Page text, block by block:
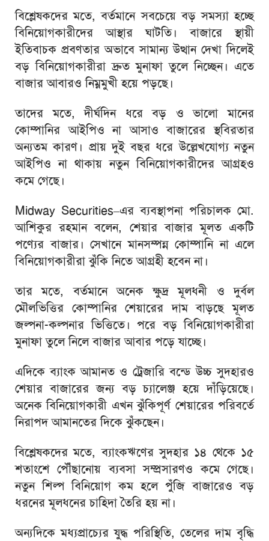
বিশ্লেষকদের মতে, বর্তমানে সবচেয়ে বড় সমস্যা হচ্ছে
বিনিয়োগকারীদের আস্থার ঘাটতি। বাজারে স্থায়ী
ইতিবাচক প্রবণতার অভাবে সামান্য উত্থান দেখা দিলেই
বড় বিনিয়োগকারীরা দ্রুত মুনাফা তুলে নিচ্ছেন। এতে
বাজার আবারও নিম্নমুখী হয়ে পড়ছে।
তাদের মতে, দীর্ঘদিন ধরে বড় ও ভালো মানের
কোম্পানির আইপিও না আসাও বাজারের স্থবিরতার
অন্যতম কারণ। প্রায় দুই বছর ধরে উল্লেখযোগ্য নতুন
আইপিও না থাকায় নতুন বিনিয়োগকারীদের আগ্রহও
কমে গেছে।
Midway Securities–এর ব্যবস্থাপনা পরিচালক মো.
আশিকুর রহমান বলেন, শেয়ার বাজার মূলত একটি
পণ্যের বাজার। সেখানে মানসম্পন্ন কোম্পানি না এলে
বিনিয়োগকারীরা ঝুঁকি নিতে আগ্রহী হবেন না।
তার মতে, বর্তমানে অনেক ক্ষুদ্র মূলধনী ও দুর্বল
মৌলভিত্তির কোম্পানির শেয়ারের দাম বাড়ছে মূলত
জল্পনা-কল্পনার ভিত্তিতে। পরে বড় বিনিয়োগকারীরা
মুনাফা তুলে নিলে বাজার আবার পড়ে যাচ্ছে।
এদিকে ব্যাংক আমানত ও ট্রেজারি বন্ডে উচ্চ সুদহারও
শেয়ার বাজারের জন্য বড় চ্যালেঞ্জ হয়ে দাঁড়িয়েছে।
অনেক বিনিয়োগকারী এখন ঝুঁকিপূর্ণ শেয়ারের পরিবর্তে
নিরাপদ আমানতের দিকে ঝুঁকছেন।
বিশ্লেষকদের মতে, ব্যাংকঋণের সুদহার ১৪ থেকে ১৫
শতাংশে পৌঁছানোয় ব্যবসা সম্প্রসারণও কমে গেছে।
নতুন শিল্প বিনিয়োগ কম হলে পুঁজি বাজারেও বড়
ধরনের মূলধনের চাহিদা তৈরি হয় না।
অন্যদিকে মধ্যপ্রাচ্যের যুদ্ধ পরিস্থিতি, তেলের দাম বৃদ্ধি